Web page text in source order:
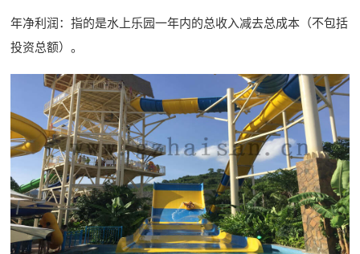
年净利润：指的是水上乐园一年内的总收入减去总成本（不包括
投资总额）。